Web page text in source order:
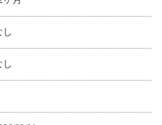
し
し